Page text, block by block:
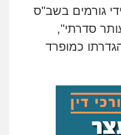
גורמים בשב"ס
סדרתי",
כמופרד